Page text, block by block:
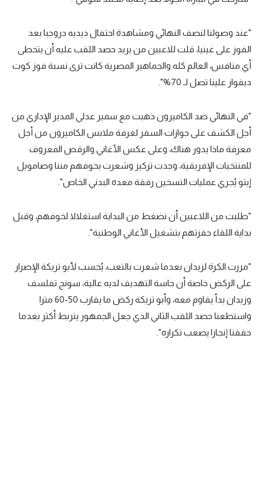
"عند وصولنا لنصف النهائي ومشاهدة احتفال ديديه دروجبا بعد
الفوز على غينيا، قلت للاعبين من يريد حصد اللقب عليه أن يتخطى
أي منافس، العالم كله والجماهير المصرية كانت ترى نسبة فوز كوت
ديفوار علينا تصل لـ 70%".
"في النهائي ضد الكاميرون ذهبت مع سمير عدلي المدير الإداري من
أجل الكشف على جوازات السفر لغرفة ملابس الكاميرون من أجل
معرفة ماذا يدور هناك، وعلى عكس الأغاني والرقص المعروف
للمنتخبات الإفريقية، وجدت تركيز وشعرت بخوفهم مننا وصامويل
إيتو يُجري عمليات التسخين رفقة معده البدني الخاص".
"طلبت من اللاعبين أن نضغط من البداية استغلالا لخوفهم، وقبل
بداية اللقاء حفزتهم بتشغيل الأغاني الوطنية".
"مررت الكرة لزيدان بعدما شعرت بالتعب، يُحسب لأبو تريكة الإصرار
على الركض خاصة أن حاسة التهديف لديه عالية، سونج تفلسف
وزيدان بدأ يقاوم معه، وأبو تريكة ركض ما يقارب 50-60 مترا
واستطعنا حصد اللقب الثاني الذي جعل الجمهور يتربط أكثر بعدما
حققنا إنجازا يصعب تكراره".